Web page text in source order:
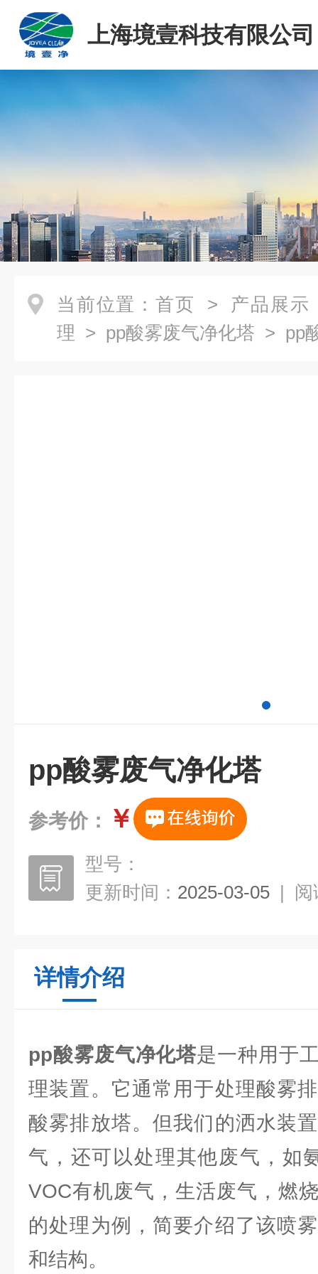
上海境壹科技有限公司
当前位置： 首页 > 产品展示
理 > pp酸雾废气净化塔 > pp
pp酸雾废气净化塔
参考价： ￥
型号：
更新时间： 2025-03-05 | 阅
详情介绍
pp酸雾废气净化塔是一种用于
理装置。它通常用于处理酸雾
酸雾排放塔。但我们的洒水装
气，还可以处理其他废气，如
VOC有机废气，生活废气，燃
的处理为例，简要介绍了该喷
和结构。